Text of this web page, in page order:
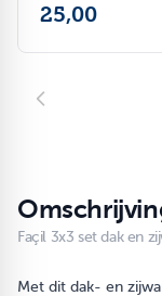
25,00
Façil 3x3 set dak en
Met dit dak- en